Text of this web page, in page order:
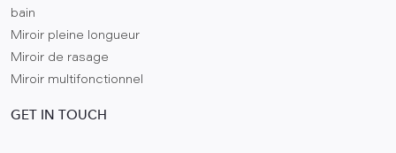
bain
Miroir pleine longueur
Miroir de rasage
Miroir multifonctionnel
GET IN TOUCH